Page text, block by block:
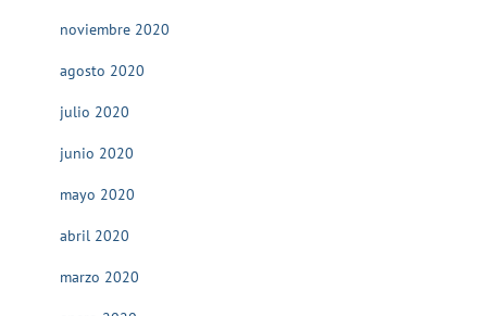
noviembre 2020
agosto 2020
julio 2020
junio 2020
mayo 2020
abril 2020
marzo 2020